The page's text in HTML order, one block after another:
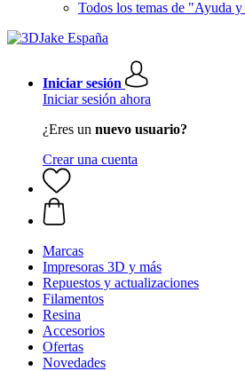
Todos los temas de "Ayuda
Iniciar sesión
Iniciar sesión ahora
¿Eres un nuevo usuario?
Crear una cuenta
Marcas
Impresoras 3D y más
Repuestos y actualizaciones
Filamentos
Resina
Accesorios
Ofertas
Novedades